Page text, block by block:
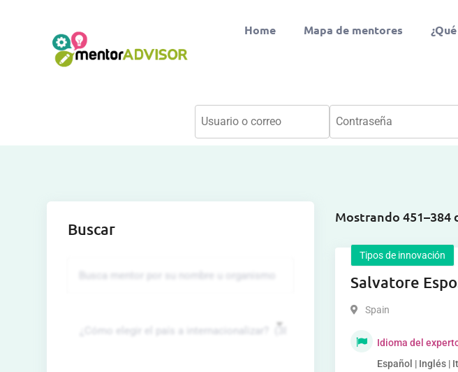
Home Mapa de mentores
Mostrando 451–384
Tipos de innovación
Salvatore
Spain
Idioma del
Español | Inglés |
Buscar